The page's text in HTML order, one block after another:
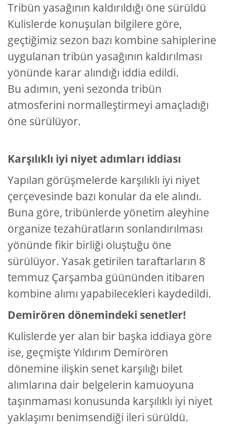
Tribün yasağının kaldırıldığı öne sürüldü
Kulislerde konuşulan bilgilere göre,
geçtiğimiz sezon bazı kombine sahiplerine
uygulanan tribün yasağının kaldırılması
yönünde karar alındığı iddia edildi.
Bu adımın, yeni sezonda tribün
atmosferini normalleştirmeyi amaçladığı
öne sürülüyor.
Karşılıklı iyi niyet adımları iddiası
Yapılan görüşmelerde karşılıklı iyi niyet
çerçevesinde bazı konular da ele alındı.
Buna göre, tribünlerde yönetim aleyhine
organize tezahüratların sonlandırılması
yönünde fikir birliği oluştuğu öne
sürülüyor. Yasak getirilen taraftarların 8
temmuz Çarşamba güününden itibaren
kombine alımı yapabilecekleri kaydedildi.
Demirören dönemindeki senetler!
Kulislerde yer alan bir başka iddiaya göre
ise, geçmişte Yıldırım Demirören
dönemine ilişkin senet karşılığı bilet
alımlarına dair belgelerin kamuoyuna
taşınmaması konusunda karşılıklı iyi niyet
yaklaşımı benimsendiği ileri sürüldü.